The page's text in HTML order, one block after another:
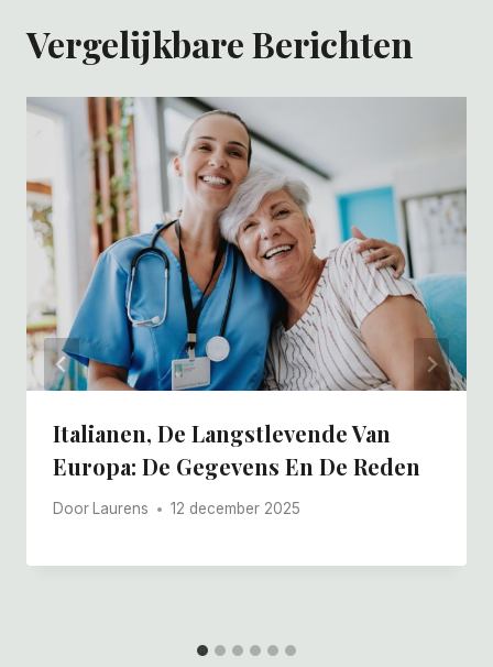
Vergelijkbare Berichten
Italianen, De Langstlevende Van
Europa: De Gegevens En De Reden
Door Laurens 12 december 2025